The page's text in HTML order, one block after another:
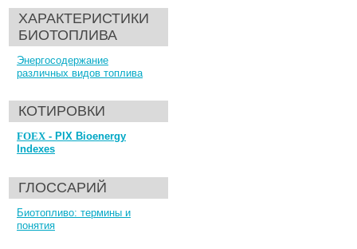
ХАРАКТЕРИСТИКИ
БИОТОПЛИВА
Энергосодержание
различных видов топлива
КОТИРОВКИ
FOEX- PIX Bioenergy
Indexes
ГЛОССАРИЙ
Биотопливо: термины и
понятия